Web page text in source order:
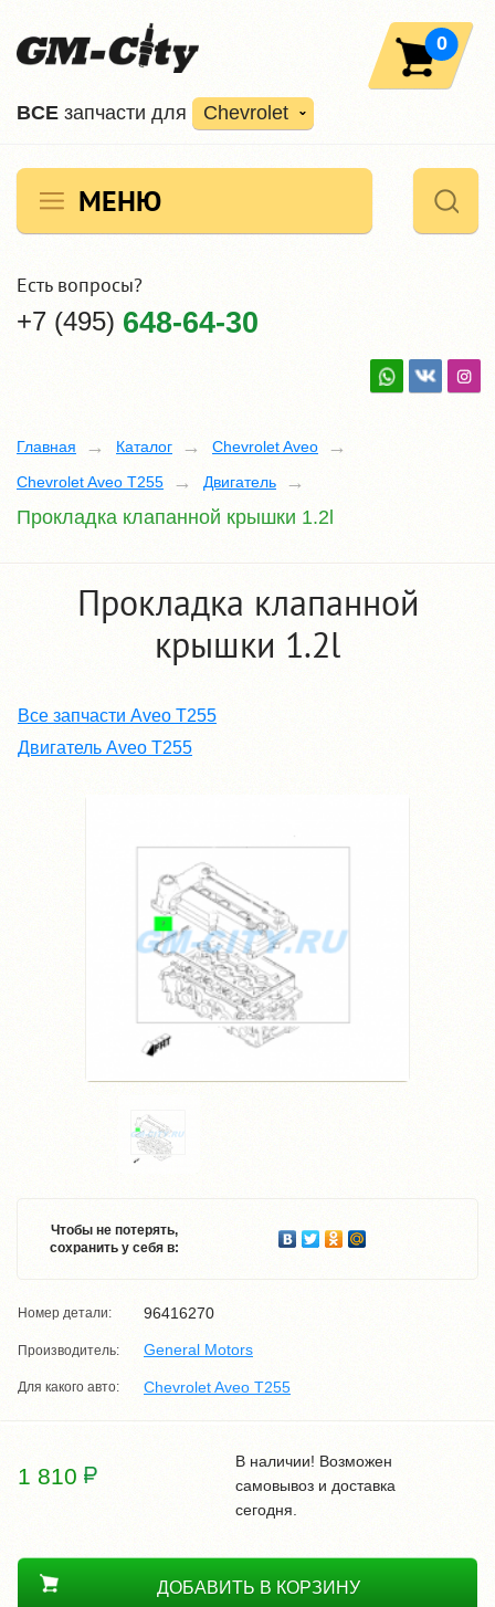
ВCE запчасти для Chevrolet
0
МЕНЮ
Есть вопросы?
+7 (495) 648-64-30
Главная Каталог
Chevrolet Aveo
Chevrolet Aveo T255
Двигатель
Прокладка клапанной крышки 1.2l
Прокладка клапанной
крышки 1.2l
Все запчасти Aveo T255
Двигатель Aveo T255
Чтобы не потерять,
сохранить у себя в:
Номер детали: 96416270
Производитель: General Motors
Для какого авто: Chevrolet Aveo T255
1 810
В наличии! Возможен
самовывоз и доставка
сегодня.
ДОБАВИТЬ В КОРЗИНУ